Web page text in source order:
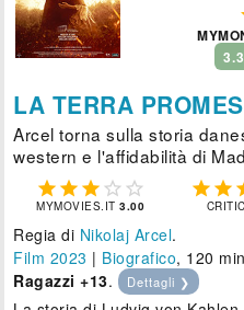
LA TERRA
Arcel torna sulla storia
western e l'affidabilità di
    
MYMOVIES.IT3.00
 
Regia di Nikolaj Arcel.
Film 2023 | Biografico, 120
Ragazzi +13. Dettagli ❯